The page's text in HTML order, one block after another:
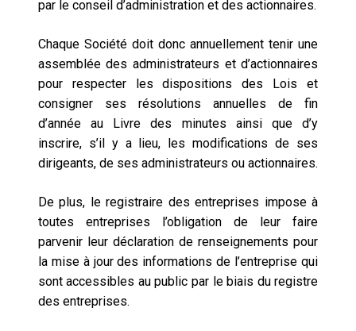
par le conseil d’administration et des actionnaires.
Chaque Société doit donc annuellement tenir une
assemblée des administrateurs et d’actionnaires
pour respecter les dispositions des Lois et
consigner ses résolutions annuelles de fin
d’année au Livre des minutes ainsi que d’y
inscrire, s’il y a lieu, les modifications de ses
dirigeants, de ses administrateurs ou actionnaires.
De plus, le registraire des entreprises impose à
toutes entreprises l’obligation de leur faire
parvenir leur déclaration de renseignements pour
la mise à jour des informations de l’entreprise qui
sont accessibles au public par le biais du registre
des entreprises.